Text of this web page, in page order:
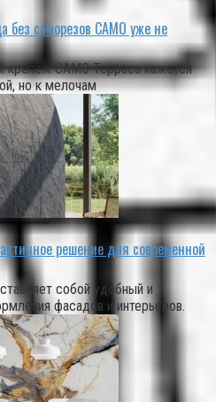
без саморезов CAMO уже не
CAMO Терраса кажется
но к мелочам
решение для современной
собой удобный и
фасадов и интерьеров.